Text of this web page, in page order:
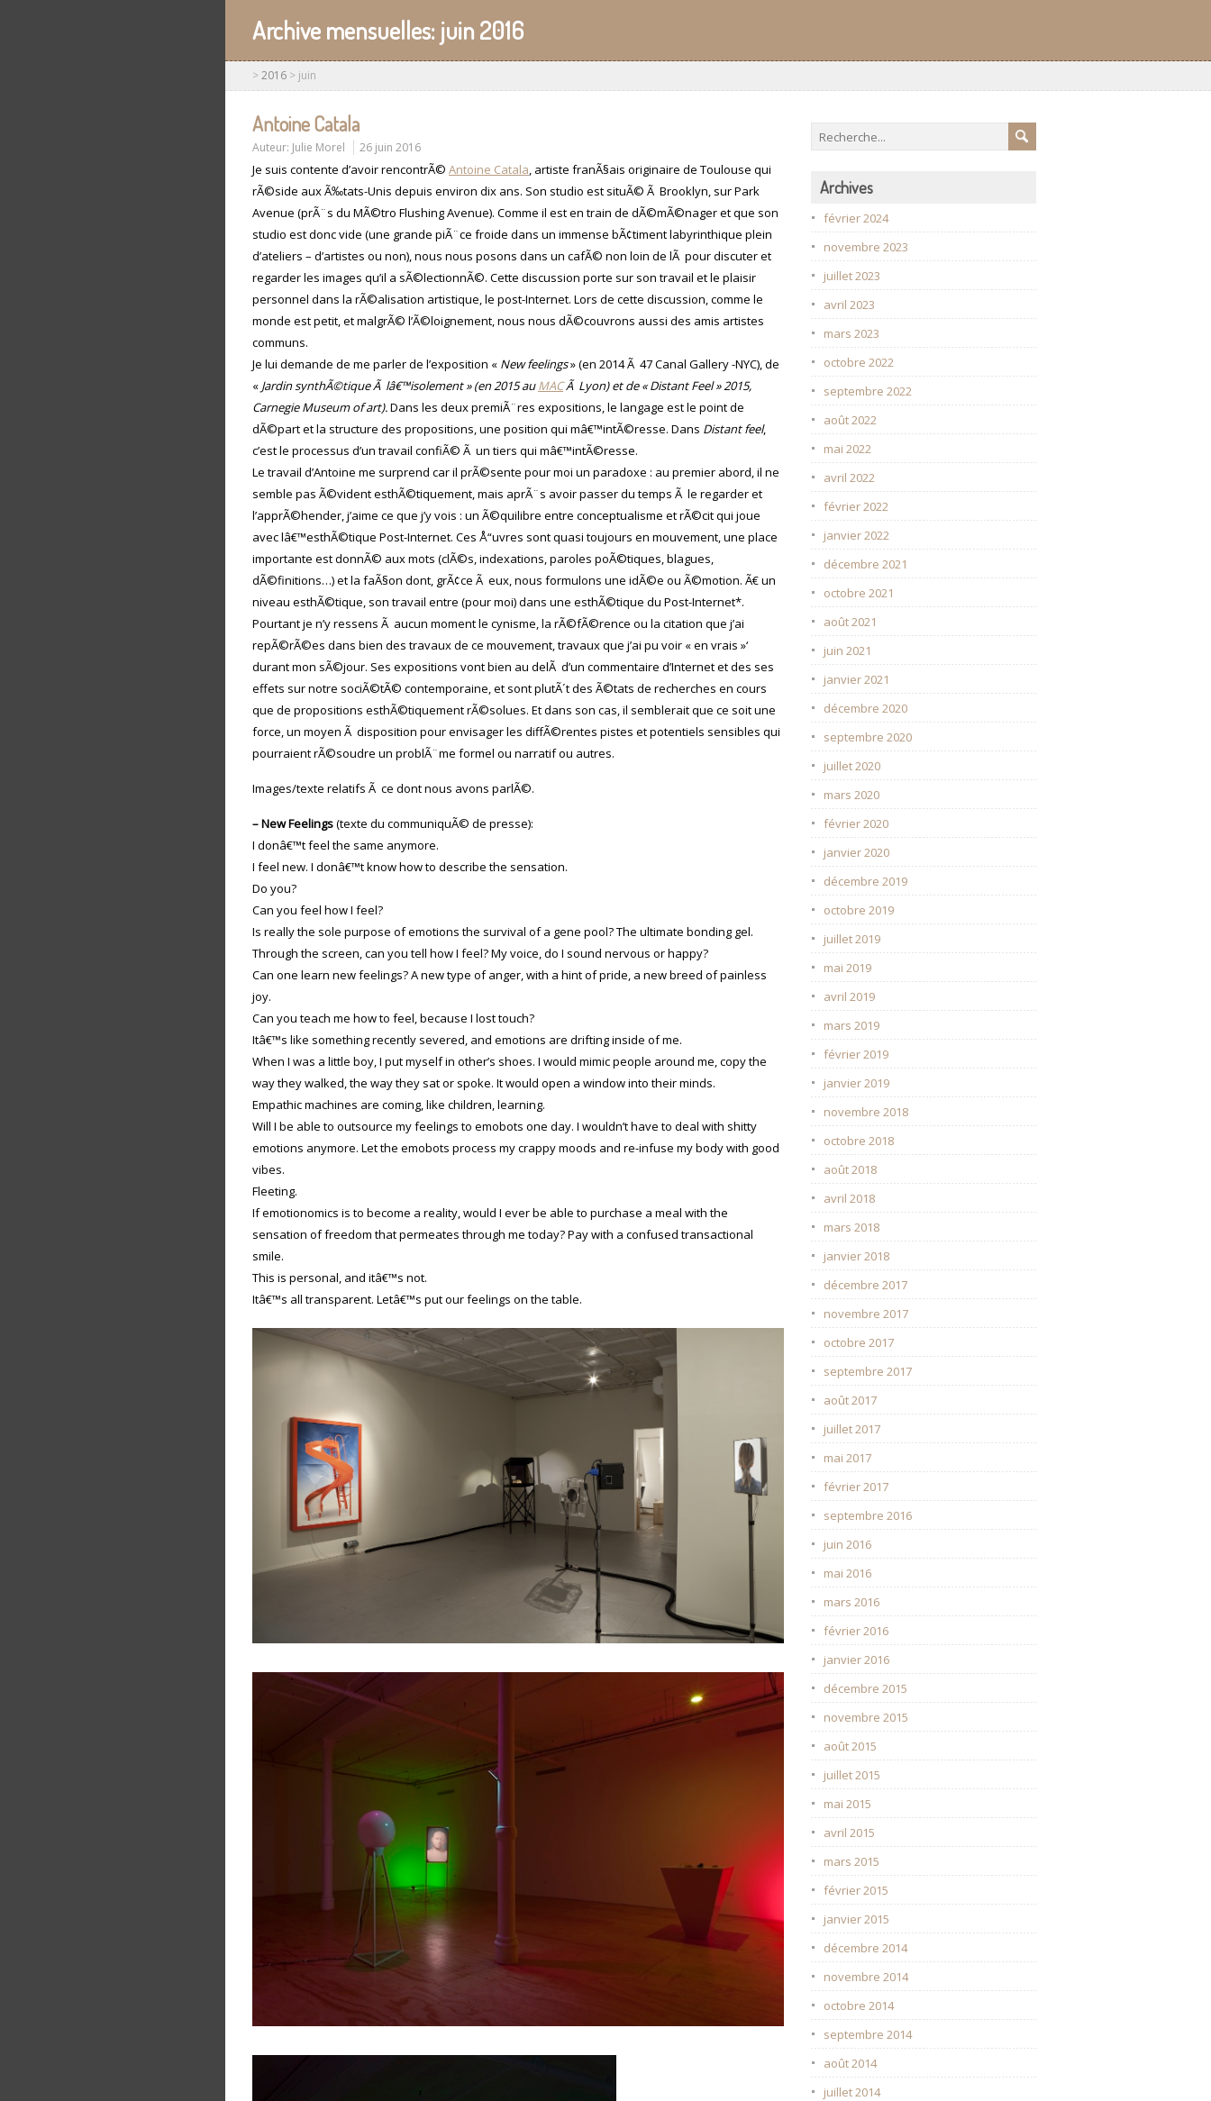
Archive mensuelles: juin 2016
>2016 > juin
Antoine Catala
Auteur: Julie Morel 26 juin 2016
Je suis contente d’avoir rencontrÃ© Antoine Catala, artiste franÃ§ais originaire de Toulouse qui
rÃ©side aux Ã‰tats-Unis depuis environ dix ans. Son studio est situÃ© Ã Brooklyn, sur Park
Avenue (prÃ¨s du MÃ©tro Flushing Avenue). Comme il est en train de dÃ©mÃ©nager et que son
studio est donc vide (une grande piÃ¨ce froide dans un immense bÃ¢timent labyrinthique plein
d’ateliers – d’artistes ou non), nous nous posons dans un cafÃ© non loin de lÃ pour discuter et
regarder les images qu’il a sÃ©lectionnÃ©. Cette discussion porte sur son travail et le plaisir
personnel dans la rÃ©alisation artistique, le post-Internet. Lors de cette discussion, comme le
monde est petit, et malgrÃ© l’Ã©loignement, nous nous dÃ©couvrons aussi des amis artistes
communs.
Je lui demande de me parler de l’exposition « New feelings» (en 2014 Ã 47 Canal Gallery -NYC), de
« Jardin synthÃ©tique Ã lâ€™isolement » (en 2015 auMACÃ Lyon) et de « Distant Feel » 2015,
Carnegie Museum of art).Dans les deux premiÃ¨res expositions, le langage est le point de
dÃ©part et la structure des propositions, une position qui mâ€™intÃ©resse. Dans Distant feel,
c’est le processus d’un travail confiÃ© Ã un tiers qui mâ€™intÃ©resse.
Le travail d’Antoine me surprend car il prÃ©sente pour moi un paradoxe : au premier abord, il ne
semble pas Ã©vident esthÃ©tiquement, mais aprÃ¨s avoir passer du temps Ã le regarder et
l’apprÃ©hender, j’aime ce que j’y vois : un Ã©quilibre entre conceptualisme et rÃ©cit qui joue
avec lâ€™esthÃ©tique Post-Internet. Ces Å“uvres sont quasi toujours en mouvement, une place
importante est donnÃ© aux mots (clÃ©s, indexations, paroles poÃ©tiques, blagues,
dÃ©finitions…) et la faÃ§on dont, grÃ¢ce Ã eux, nous formulons une idÃ©e ou Ã©motion. Ã€ un
niveau esthÃ©tique, son travail entre (pour moi) dans une esthÃ©tique du Post-Internet*.
Pourtant je n’y ressens Ã aucun moment le cynisme, la rÃ©fÃ©rence ou la citation que j’ai
repÃ©rÃ©es dans bien des travaux de ce mouvement, travaux que j’ai pu voir « en vrais »‘
durant mon sÃ©jour. Ses expositions vont bien au delÃ d’un commentaire d’Internet et des ses
effets sur notre sociÃ©tÃ© contemporaine, et sont plutÃ´t des Ã©tats de recherches en cours
que de propositions esthÃ©tiquement rÃ©solues. Et dans son cas, il semblerait que ce soit une
force, un moyen Ã disposition pour envisager les diffÃ©rentes pistes et potentiels sensibles qui
pourraient rÃ©soudre un problÃ¨me formel ou narratif ou autres.
Images/texte relatifs Ã ce dont nous avons parlÃ©.
– New Feelings(texte du communiquÃ© de presse):
I donâ€™t feel the same anymore.
I feel new. I donâ€™t know how to describe the sensation.
Do you?
Can you feel how I feel?
Is really the sole purpose of emotions the survival of a gene pool? The ultimate bonding gel.
Through the screen, can you tell how I feel? My voice, do I sound nervous or happy?
Can one learn new feelings? A new type of anger, with a hint of pride, a new breed of painless
joy.
Can you teach me how to feel, because I lost touch?
Itâ€™s like something recently severed, and emotions are drifting inside of me.
When I was a little boy, I put myself in other’s shoes. I would mimic people around me, copy the
way they walked, the way they sat or spoke. It would open a window into their minds.
Empathic machines are coming, like children, learning.
Will I be able to outsource my feelings to emobots one day. I wouldn’t have to deal with shitty
emotions anymore. Let the emobots process my crappy moods and re-infuse my body with good
vibes.
Fleeting.
If emotionomics is to become a reality, would I ever be able to purchase a meal with the
sensation of freedom that permeates through me today? Pay with a confused transactional
smile.
This is personal, and itâ€™s not.
Itâ€™s all transparent. Letâ€™s put our feelings on the table.
Archives
février 2024
novembre 2023
juillet 2023
avril 2023
mars 2023
octobre 2022
septembre 2022
août 2022
mai 2022
avril 2022
février 2022
janvier 2022
décembre 2021
octobre 2021
août 2021
juin 2021
janvier 2021
décembre 2020
septembre 2020
juillet 2020
mars 2020
février 2020
janvier 2020
décembre 2019
octobre 2019
juillet 2019
mai 2019
avril 2019
mars 2019
février 2019
janvier 2019
novembre 2018
octobre 2018
août 2018
avril 2018
mars 2018
janvier 2018
décembre 2017
novembre 2017
octobre 2017
septembre 2017
août 2017
juillet 2017
mai 2017
février 2017
septembre 2016
juin 2016
mai 2016
mars 2016
février 2016
janvier 2016
décembre 2015
novembre 2015
août 2015
juillet 2015
mai 2015
avril 2015
mars 2015
février 2015
janvier 2015
décembre 2014
novembre 2014
octobre 2014
septembre 2014
août 2014
juillet 2014